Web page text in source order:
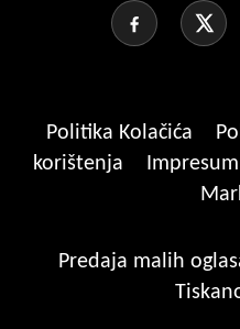
Politika Kolačića
korištenja
Impresum
Predaja malih